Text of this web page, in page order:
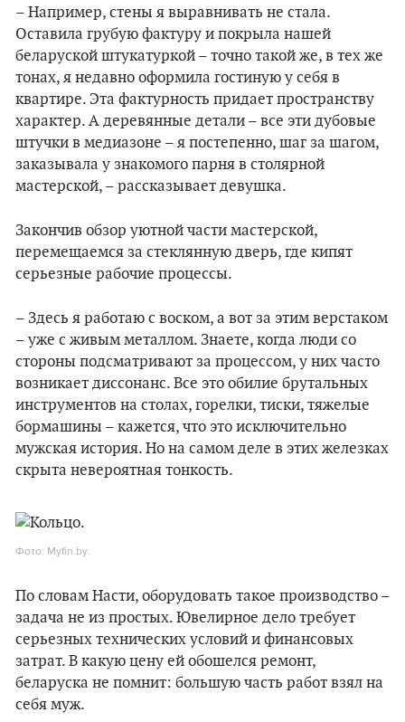
– Например, стены я выравнивать не стала.
Оставила грубую фактуру и покрыла нашей
беларуской штукатуркой – точно такой же, в тех же
тонах, я недавно оформила гостиную у себя в
квартире. Эта фактурность придает пространству
характер. А деревянные детали – все эти дубовые
штучки в медиазоне – я постепенно, шаг за шагом,
заказывала у знакомого парня в столярной
мастерской, – рассказывает девушка.
Закончив обзор уютной части мастерской,
перемещаемся за стеклянную дверь, где кипят
серьезные рабочие процессы.
– Здесь я работаю с воском, а вот за этим верстаком
– уже с живым металлом. Знаете, когда люди со
стороны подсматривают за процессом, у них часто
возникает диссонанс. Все это обилие брутальных
инструментов на столах, горелки, тиски, тяжелые
бормашины – кажется, что это исключительно
мужская история. Но на самом деле в этих железках
скрыта невероятная тонкость.
Фото: Myfin.by.
По словам Насти, оборудовать такое производство –
задача не из простых. Ювелирное дело требует
серьезных технических условий и финансовых
затрат. В какую цену ей обошелся ремонт,
беларуска не помнит: большую часть работ взял на
себя муж.